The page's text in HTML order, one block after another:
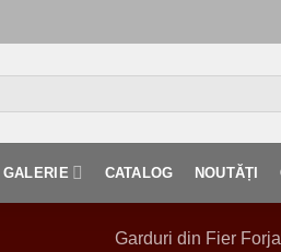
GALERIE CATALOG NOUTĂȚI
Garduri din Fier